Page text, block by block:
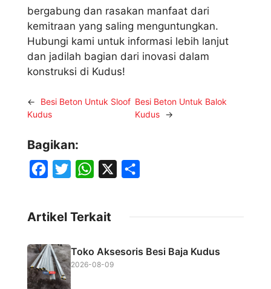
bergabung dan rasakan manfaat dari
kemitraan yang saling menguntungkan.
Hubungi kami untuk informasi lebih lanjut
dan jadilah bagian dari inovasi dalam
konstruksi di Kudus!
←
Besi Beton Untuk Sloof
Kudus
Besi Beton Untuk Balok
Kudus
→
Bagikan:
e
b
o
o
t
e
W
t
A
Artikel Terkait
Toko Aksesoris Besi Baja Kudus
2026-08-09